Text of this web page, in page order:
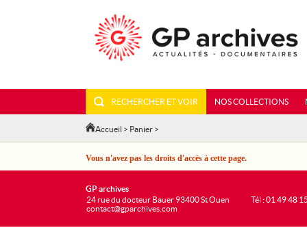
RECHERCHER ET VOIR NOS COLLECTIONS
Accueil > Panier >
Vous n'avez pas les droits d'accès à cette page.
GP archives
24 rue du docteur Bauer 93400 St Ouen
contact@gparchives.com
Tél : 01 49 48